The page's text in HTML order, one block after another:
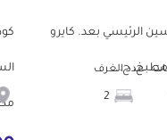
الرئيسي بعد. كايرو
عدد الغرف